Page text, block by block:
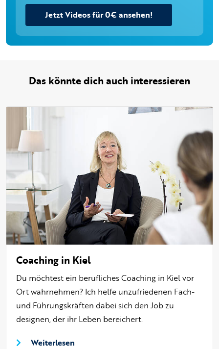
Jetzt Videos für 0€ ansehen!
Das könnte dich auch interessieren
Coaching in Kiel
Du möchtest ein berufliches Coaching in Kiel vor
Ort wahrnehmen? Ich helfe unzufriedenen Fach-
und Führungskräften dabei sich den Job zu
designen, der ihr Leben bereichert.
Weiterlesen